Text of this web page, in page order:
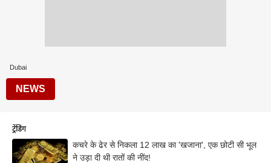
Dubai
NEWS
ट्रेंडिंग
कचरे के ढेर से निकला 12 लाख का 'खजाना', एक छोटी सी भूल
ने उड़ा दी थी रातों की नींद!